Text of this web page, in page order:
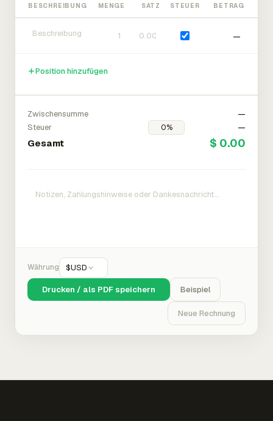
BESCHREIBUNG MENGE SATZ STEUER BETRAG
—
Position hinzufügen
Zwischensumme
—
Steuer
—
Gesamt $ 0.00
Währung $USD
Drucken / als PDF speichern Beispiel
Neue Rechnung